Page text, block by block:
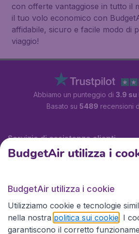
con offerte vantaggiose in tutto il
il tuo volo economico con
affidabile, sicuro e facile modo di
viaggio!
Abbiamo un punteggio di 3.9 su
Basato su 5489 recensioni
Servizio di assistenza clienti
Siti internazionali
BudgetAir utilizza i
BudgetAir utilizza i cookie
Utilizziamo cookie e tecnologie
nella nostra politica sui cookie . I
garantiscono il corretto